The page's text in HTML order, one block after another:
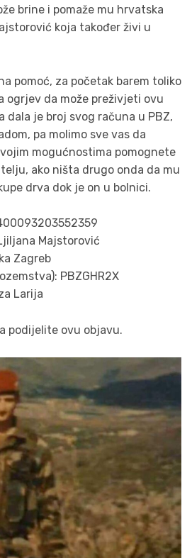
brine i pomaže mu hrvatska
koja također živi u
pomoć, za početak barem toliko
ogrjev da može preživjeti ovu
dala je broj svog računa u PBZ,
pa molimo sve vas da
mogućnostima pomognete
ako ništa drugo onda da mu
drva dok je on u bolnici.
Majstorović
Zagreb
PBZGHR2X
Larija
podijelite ovu objavu.